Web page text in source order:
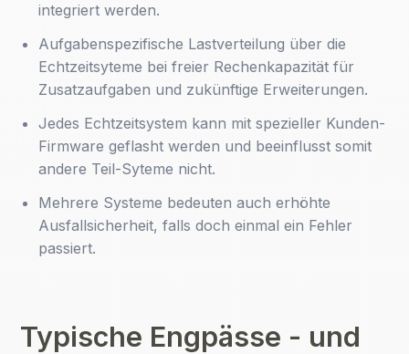
integriert werden.
Aufgabenspezifische Lastverteilung über die
Echtzeitsyteme bei freier Rechenkapazität für
Zusatzaufgaben und zukünftige Erweiterungen.
Jedes Echtzeitsystem kann mit spezieller Kunden-
Firmware geflasht werden und beeinflusst somit
andere Teil-Syteme nicht.
Mehrere Systeme bedeuten auch erhöhte
Ausfallsicherheit, falls doch einmal ein Fehler
passiert.
Typische Engpässe - und